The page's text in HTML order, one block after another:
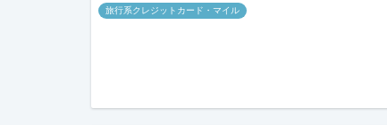
旅行系クレジットカード・マイル